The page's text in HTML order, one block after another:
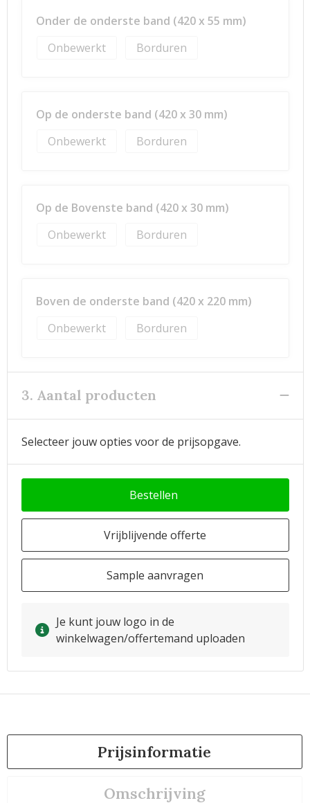
Onder de onderste band (420 x 55 mm)
Onbewerkt
Borduren
Op de onderste band (420 x 30 mm)
Onbewerkt
Borduren
Op de Bovenste band (420 x 30 mm)
Onbewerkt
Borduren
Boven de onderste band (420 x 220 mm)
Onbewerkt
Borduren
3. Aantal producten
Selecteer jouw opties voor de prijsopgave.
Bestellen
Vrijblijvende offerte
Sample aanvragen
Je kunt jouw logo in de
winkelwagen/offertemand uploaden
Prijsinformatie
Omschrijving